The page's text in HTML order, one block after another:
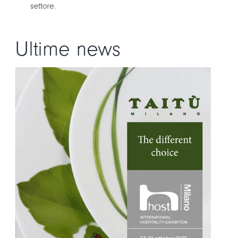
settore.
Ultime news